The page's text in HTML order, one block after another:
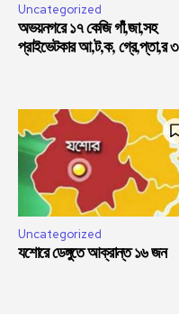
Uncategorized
অভয়নগরে ১৭ কেজি গাঁ,জা,সহ
প্রাইভেটকার আ,ট,ক, গ্রে,প্তা,র ৩
Uncategorized
যশোরে ডেঙ্গুতে আক্রান্ত ১৬ জন